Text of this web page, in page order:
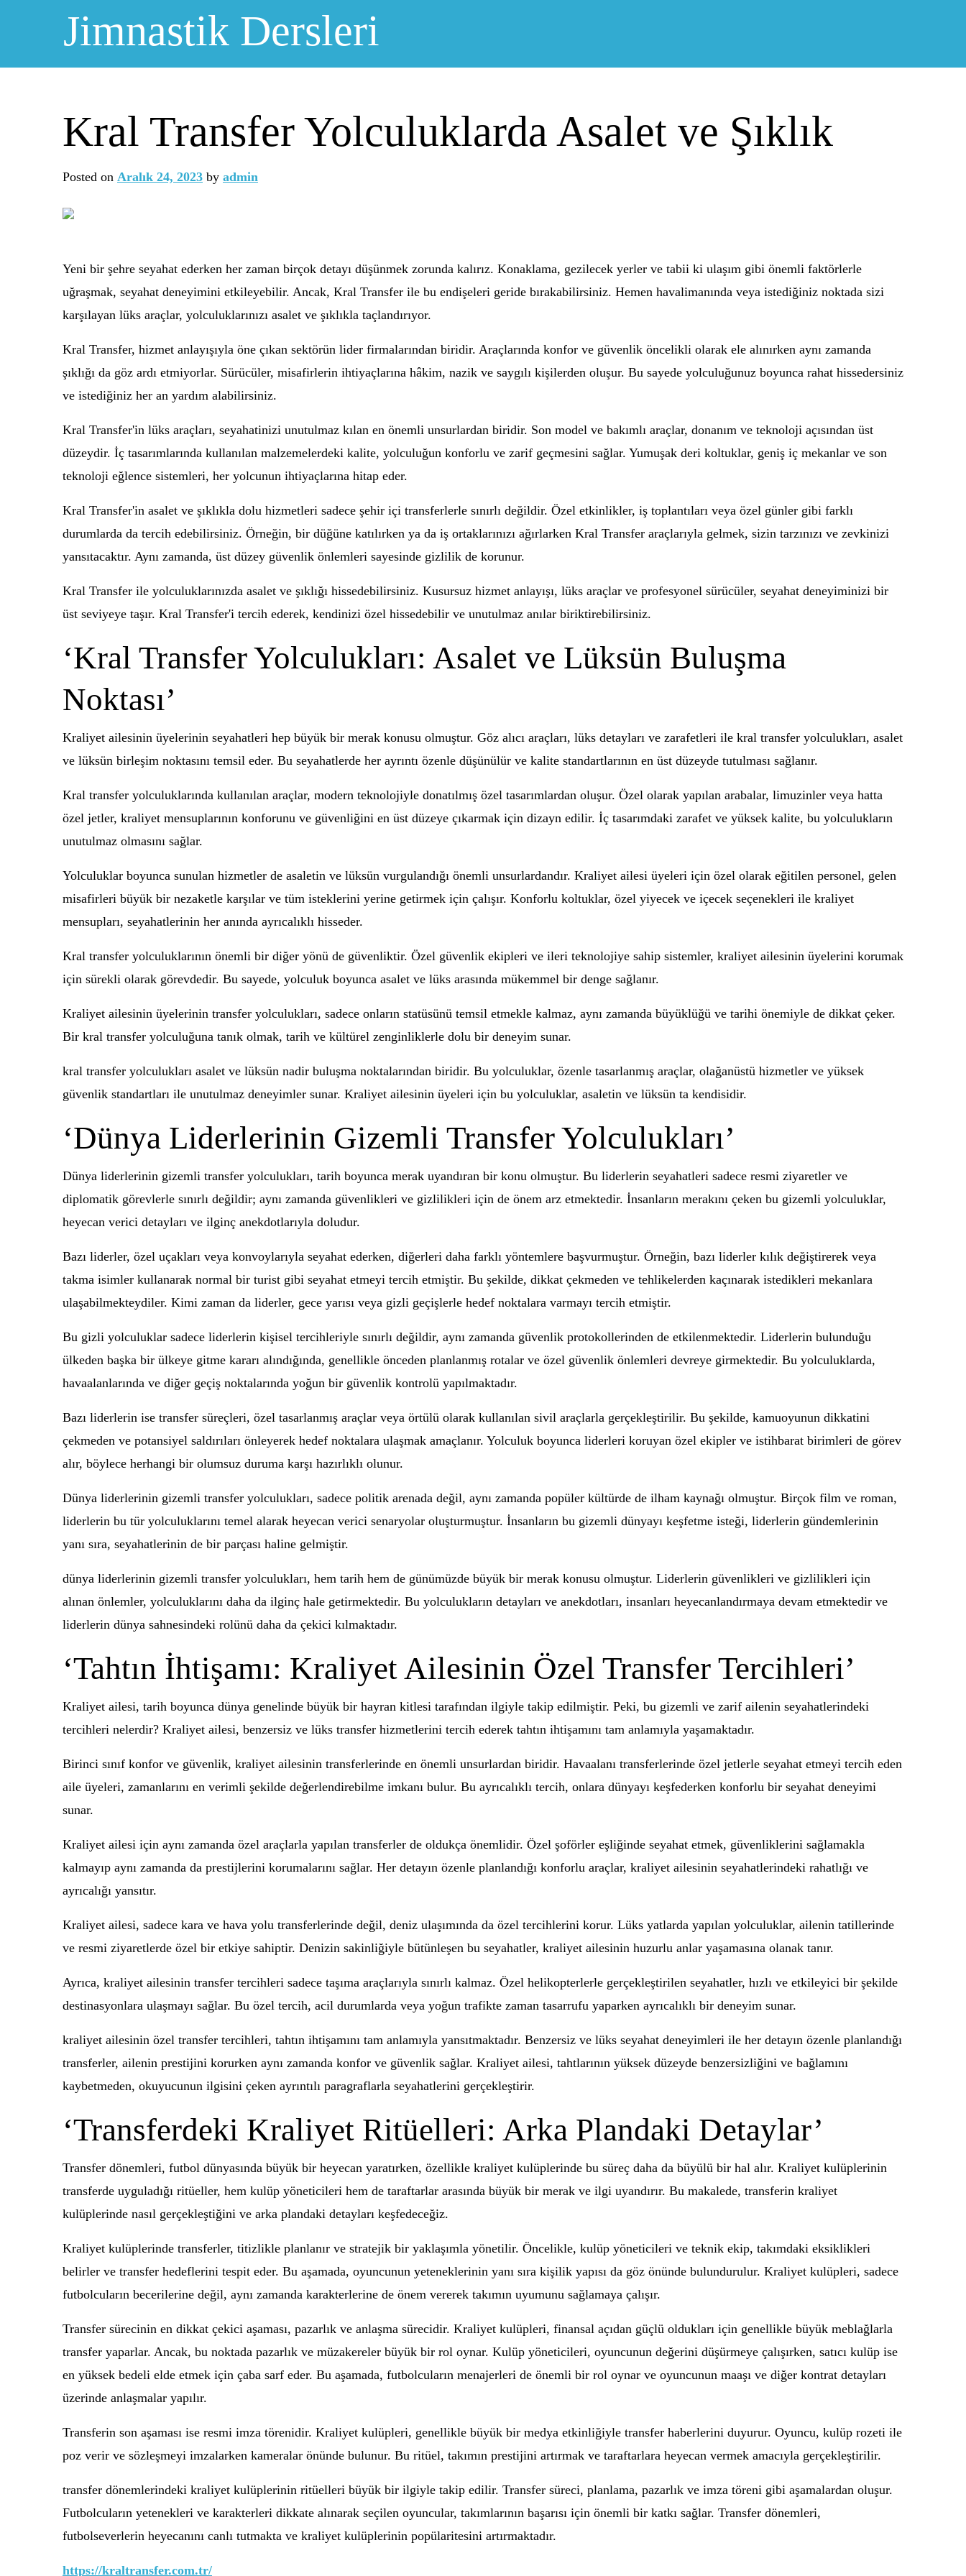
Jimnastik Dersleri
Kral Transfer Yolculuklarda Asalet ve Şıklık
Posted on Aralık 24, 2023 by admin
Yeni bir şehre seyahat ederken her zaman birçok detayı düşünmek zorunda kalırız. Konaklama, gezilecek yerler ve tabii ki ulaşım gibi önemli faktörlerle
uğraşmak, seyahat deneyimini etkileyebilir. Ancak, Kral Transfer ile bu endişeleri geride bırakabilirsiniz. Hemen havalimanında veya istediğiniz noktada sizi
karşılayan lüks araçlar, yolculuklarınızı asalet ve şıklıkla taçlandırıyor.
Kral Transfer, hizmet anlayışıyla öne çıkan sektörün lider firmalarından biridir. Araçlarında konfor ve güvenlik öncelikli olarak ele alınırken aynı zamanda
şıklığı da göz ardı etmiyorlar. Sürücüler, misafirlerin ihtiyaçlarına hâkim, nazik ve saygılı kişilerden oluşur. Bu sayede yolculuğunuz boyunca rahat hissedersiniz
ve istediğiniz her an yardım alabilirsiniz.
Kral Transfer'in lüks araçları, seyahatinizi unutulmaz kılan en önemli unsurlardan biridir. Son model ve bakımlı araçlar, donanım ve teknoloji açısından üst
düzeydir. İç tasarımlarında kullanılan malzemelerdeki kalite, yolculuğun konforlu ve zarif geçmesini sağlar. Yumuşak deri koltuklar, geniş iç mekanlar ve son
teknoloji eğlence sistemleri, her yolcunun ihtiyaçlarına hitap eder.
Kral Transfer'in asalet ve şıklıkla dolu hizmetleri sadece şehir içi transferlerle sınırlı değildir. Özel etkinlikler, iş toplantıları veya özel günler gibi farklı
durumlarda da tercih edebilirsiniz. Örneğin, bir düğüne katılırken ya da iş ortaklarınızı ağırlarken Kral Transfer araçlarıyla gelmek, sizin tarzınızı ve zevkinizi
yansıtacaktır. Aynı zamanda, üst düzey güvenlik önlemleri sayesinde gizlilik de korunur.
Kral Transfer ile yolculuklarınızda asalet ve şıklığı hissedebilirsiniz. Kusursuz hizmet anlayışı, lüks araçlar ve profesyonel sürücüler, seyahat deneyiminizi bir
üst seviyeye taşır. Kral Transfer'i tercih ederek, kendinizi özel hissedebilir ve unutulmaz anılar biriktirebilirsiniz.
‘Kral Transfer Yolculukları: Asalet ve Lüksün Buluşma
Noktası’
Kraliyet ailesinin üyelerinin seyahatleri hep büyük bir merak konusu olmuştur. Göz alıcı araçları, lüks detayları ve zarafetleri ile kral transfer yolculukları, asalet
ve lüksün birleşim noktasını temsil eder. Bu seyahatlerde her ayrıntı özenle düşünülür ve kalite standartlarının en üst düzeyde tutulması sağlanır.
Kral transfer yolculuklarında kullanılan araçlar, modern teknolojiyle donatılmış özel tasarımlardan oluşur. Özel olarak yapılan arabalar, limuzinler veya hatta
özel jetler, kraliyet mensuplarının konforunu ve güvenliğini en üst düzeye çıkarmak için dizayn edilir. İç tasarımdaki zarafet ve yüksek kalite, bu yolculukların
unutulmaz olmasını sağlar.
Yolculuklar boyunca sunulan hizmetler de asaletin ve lüksün vurgulandığı önemli unsurlardandır. Kraliyet ailesi üyeleri için özel olarak eğitilen personel, gelen
misafirleri büyük bir nezaketle karşılar ve tüm isteklerini yerine getirmek için çalışır. Konforlu koltuklar, özel yiyecek ve içecek seçenekleri ile kraliyet
mensupları, seyahatlerinin her anında ayrıcalıklı hisseder.
Kral transfer yolculuklarının önemli bir diğer yönü de güvenliktir. Özel güvenlik ekipleri ve ileri teknolojiye sahip sistemler, kraliyet ailesinin üyelerini korumak
için sürekli olarak görevdedir. Bu sayede, yolculuk boyunca asalet ve lüks arasında mükemmel bir denge sağlanır.
Kraliyet ailesinin üyelerinin transfer yolculukları, sadece onların statüsünü temsil etmekle kalmaz, aynı zamanda büyüklüğü ve tarihi önemiyle de dikkat çeker.
Bir kral transfer yolculuğuna tanık olmak, tarih ve kültürel zenginliklerle dolu bir deneyim sunar.
kral transfer yolculukları asalet ve lüksün nadir buluşma noktalarından biridir. Bu yolculuklar, özenle tasarlanmış araçlar, olağanüstü hizmetler ve yüksek
güvenlik standartları ile unutulmaz deneyimler sunar. Kraliyet ailesinin üyeleri için bu yolculuklar, asaletin ve lüksün ta kendisidir.
‘Dünya Liderlerinin Gizemli Transfer Yolculukları’
Dünya liderlerinin gizemli transfer yolculukları, tarih boyunca merak uyandıran bir konu olmuştur. Bu liderlerin seyahatleri sadece resmi ziyaretler ve
diplomatik görevlerle sınırlı değildir; aynı zamanda güvenlikleri ve gizlilikleri için de önem arz etmektedir. İnsanların merakını çeken bu gizemli yolculuklar,
heyecan verici detayları ve ilginç anekdotlarıyla doludur.
Bazı liderler, özel uçakları veya konvoylarıyla seyahat ederken, diğerleri daha farklı yöntemlere başvurmuştur. Örneğin, bazı liderler kılık değiştirerek veya
takma isimler kullanarak normal bir turist gibi seyahat etmeyi tercih etmiştir. Bu şekilde, dikkat çekmeden ve tehlikelerden kaçınarak istedikleri mekanlara
ulaşabilmekteydiler. Kimi zaman da liderler, gece yarısı veya gizli geçişlerle hedef noktalara varmayı tercih etmiştir.
Bu gizli yolculuklar sadece liderlerin kişisel tercihleriyle sınırlı değildir, aynı zamanda güvenlik protokollerinden de etkilenmektedir. Liderlerin bulunduğu
ülkeden başka bir ülkeye gitme kararı alındığında, genellikle önceden planlanmış rotalar ve özel güvenlik önlemleri devreye girmektedir. Bu yolculuklarda,
havaalanlarında ve diğer geçiş noktalarında yoğun bir güvenlik kontrolü yapılmaktadır.
Bazı liderlerin ise transfer süreçleri, özel tasarlanmış araçlar veya örtülü olarak kullanılan sivil araçlarla gerçekleştirilir. Bu şekilde, kamuoyunun dikkatini
çekmeden ve potansiyel saldırıları önleyerek hedef noktalara ulaşmak amaçlanır. Yolculuk boyunca liderleri koruyan özel ekipler ve istihbarat birimleri de görev
alır, böylece herhangi bir olumsuz duruma karşı hazırlıklı olunur.
Dünya liderlerinin gizemli transfer yolculukları, sadece politik arenada değil, aynı zamanda popüler kültürde de ilham kaynağı olmuştur. Birçok film ve roman,
liderlerin bu tür yolculuklarını temel alarak heyecan verici senaryolar oluşturmuştur. İnsanların bu gizemli dünyayı keşfetme isteği, liderlerin gündemlerinin
yanı sıra, seyahatlerinin de bir parçası haline gelmiştir.
dünya liderlerinin gizemli transfer yolculukları, hem tarih hem de günümüzde büyük bir merak konusu olmuştur. Liderlerin güvenlikleri ve gizlilikleri için
alınan önlemler, yolculuklarını daha da ilginç hale getirmektedir. Bu yolculukların detayları ve anekdotları, insanları heyecanlandırmaya devam etmektedir ve
liderlerin dünya sahnesindeki rolünü daha da çekici kılmaktadır.
‘Tahtın İhtişamı: Kraliyet Ailesinin Özel Transfer Tercihleri’
Kraliyet ailesi, tarih boyunca dünya genelinde büyük bir hayran kitlesi tarafından ilgiyle takip edilmiştir. Peki, bu gizemli ve zarif ailenin seyahatlerindeki
tercihleri nelerdir? Kraliyet ailesi, benzersiz ve lüks transfer hizmetlerini tercih ederek tahtın ihtişamını tam anlamıyla yaşamaktadır.
Birinci sınıf konfor ve güvenlik, kraliyet ailesinin transferlerinde en önemli unsurlardan biridir. Havaalanı transferlerinde özel jetlerle seyahat etmeyi tercih eden
aile üyeleri, zamanlarını en verimli şekilde değerlendirebilme imkanı bulur. Bu ayrıcalıklı tercih, onlara dünyayı keşfederken konforlu bir seyahat deneyimi
sunar.
Kraliyet ailesi için aynı zamanda özel araçlarla yapılan transferler de oldukça önemlidir. Özel şoförler eşliğinde seyahat etmek, güvenliklerini sağlamakla
kalmayıp aynı zamanda da prestijlerini korumalarını sağlar. Her detayın özenle planlandığı konforlu araçlar, kraliyet ailesinin seyahatlerindeki rahatlığı ve
ayrıcalığı yansıtır.
Kraliyet ailesi, sadece kara ve hava yolu transferlerinde değil, deniz ulaşımında da özel tercihlerini korur. Lüks yatlarda yapılan yolculuklar, ailenin tatillerinde
ve resmi ziyaretlerde özel bir etkiye sahiptir. Denizin sakinliğiyle bütünleşen bu seyahatler, kraliyet ailesinin huzurlu anlar yaşamasına olanak tanır.
Ayrıca, kraliyet ailesinin transfer tercihleri sadece taşıma araçlarıyla sınırlı kalmaz. Özel helikopterlerle gerçekleştirilen seyahatler, hızlı ve etkileyici bir şekilde
destinasyonlara ulaşmayı sağlar. Bu özel tercih, acil durumlarda veya yoğun trafikte zaman tasarrufu yaparken ayrıcalıklı bir deneyim sunar.
kraliyet ailesinin özel transfer tercihleri, tahtın ihtişamını tam anlamıyla yansıtmaktadır. Benzersiz ve lüks seyahat deneyimleri ile her detayın özenle planlandığı
transferler, ailenin prestijini korurken aynı zamanda konfor ve güvenlik sağlar. Kraliyet ailesi, tahtlarının yüksek düzeyde benzersizliğini ve bağlamını
kaybetmeden, okuyucunun ilgisini çeken ayrıntılı paragraflarla seyahatlerini gerçekleştirir.
‘Transferdeki Kraliyet Ritüelleri: Arka Plandaki Detaylar’
Transfer dönemleri, futbol dünyasında büyük bir heyecan yaratırken, özellikle kraliyet kulüplerinde bu süreç daha da büyülü bir hal alır. Kraliyet kulüplerinin
transferde uyguladığı ritüeller, hem kulüp yöneticileri hem de taraftarlar arasında büyük bir merak ve ilgi uyandırır. Bu makalede, transferin kraliyet
kulüplerinde nasıl gerçekleştiğini ve arka plandaki detayları keşfedeceğiz.
Kraliyet kulüplerinde transferler, titizlikle planlanır ve stratejik bir yaklaşımla yönetilir. Öncelikle, kulüp yöneticileri ve teknik ekip, takımdaki eksiklikleri
belirler ve transfer hedeflerini tespit eder. Bu aşamada, oyuncunun yeteneklerinin yanı sıra kişilik yapısı da göz önünde bulundurulur. Kraliyet kulüpleri, sadece
futbolcuların becerilerine değil, aynı zamanda karakterlerine de önem vererek takımın uyumunu sağlamaya çalışır.
Transfer sürecinin en dikkat çekici aşaması, pazarlık ve anlaşma sürecidir. Kraliyet kulüpleri, finansal açıdan güçlü oldukları için genellikle büyük meblağlarla
transfer yaparlar. Ancak, bu noktada pazarlık ve müzakereler büyük bir rol oynar. Kulüp yöneticileri, oyuncunun değerini düşürmeye çalışırken, satıcı kulüp ise
en yüksek bedeli elde etmek için çaba sarf eder. Bu aşamada, futbolcuların menajerleri de önemli bir rol oynar ve oyuncunun maaşı ve diğer kontrat detayları
üzerinde anlaşmalar yapılır.
Transferin son aşaması ise resmi imza törenidir. Kraliyet kulüpleri, genellikle büyük bir medya etkinliğiyle transfer haberlerini duyurur. Oyuncu, kulüp rozeti ile
poz verir ve sözleşmeyi imzalarken kameralar önünde bulunur. Bu ritüel, takımın prestijini artırmak ve taraftarlara heyecan vermek amacıyla gerçekleştirilir.
transfer dönemlerindeki kraliyet kulüplerinin ritüelleri büyük bir ilgiyle takip edilir. Transfer süreci, planlama, pazarlık ve imza töreni gibi aşamalardan oluşur.
Futbolcuların yetenekleri ve karakterleri dikkate alınarak seçilen oyuncular, takımlarının başarısı için önemli bir katkı sağlar. Transfer dönemleri,
futbolseverlerin heyecanını canlı tutmakta ve kraliyet kulüplerinin popülaritesini artırmaktadır.
https://kraltransfer.com.tr/